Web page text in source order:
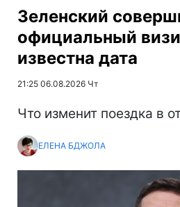
Зеленский
официальный
известна дата
21:25 06.08.2026 Чт
Что изменит поездка в
ЕЛЕНА БДЖОЛА